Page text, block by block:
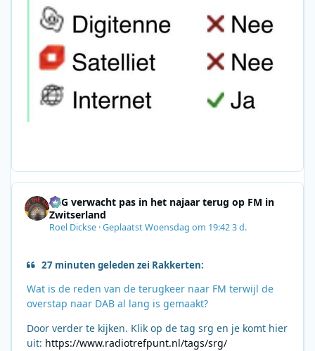
SRG verwacht pas in het najaar terug op FM in
Zwitserland
Roel Dickse ·GeplaatstWoensdag om 19:423 d.
27 minuten geleden zei Rakkerten:
Wat is de reden van de terugkeer naar FM terwijl de
overstap naar DAB al lang is gemaakt?
Door verder te kijken. Klik op de tag srg en je komt hier
uit: https://www.radiotrefpunt.nl/tags/srg/